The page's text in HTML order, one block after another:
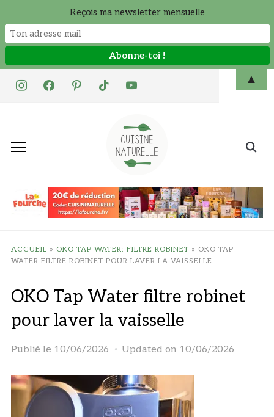
instagramfacebookpinteresttiktok youtube
Search
ACCUEIL » OKO TAP WATER: FILTRE ROBINET » OKO TAP
WATER FILTRE ROBINET POUR LAVER LA VAISSELLE
OKO Tap Water filtre robinet
pour laver la vaisselle
Publié le 10/06/2026 Updated on 10/06/2026
Reçois ma newsletter mensuelle
▲